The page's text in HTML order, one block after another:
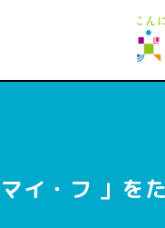
イ・フ 」を